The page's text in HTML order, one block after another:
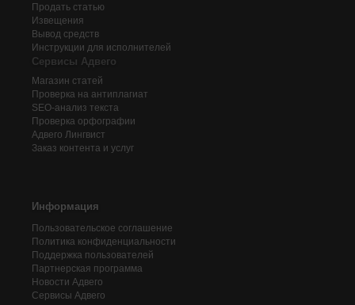
Продать статью
Извещения
Вывод средств
Инструкции для исполнителей
Сервисы Адвего
Магазин статей
Проверка на антиплагиат
SEO-анализ текста
Проверка орфографии
Адвего Лингвист
Заказ контента и услуг
Информация
Пользовательское соглашение
Политика конфиденциальности
Поддержка пользователей
Партнерская программа
Новости Адвего
Сервисы Адвего